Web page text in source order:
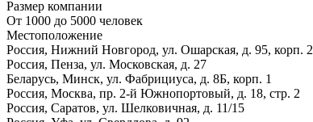
Размер компании
От 1000 до 5000 человек
Местоположение
Россия, Нижний Новгород, ул. Ошарская, д. 95, корп. 2
Россия, Пенза, ул. Московская, д. 27
Беларусь, Минск, ул. Фабрициуса, д. 8Б, корп. 1
Россия, Москва, пр. 2-й Южнопортовый, д. 18, стр. 2
Россия, Саратов, ул. Шелковичная, д. 11/15